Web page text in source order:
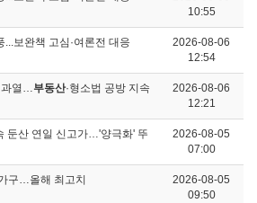
10:55
보완책 고심·여론전 대응
2026-08-06
12:54
과열…부동산·형소법 공방 지속
2026-08-06
12:21
둔산 연일 신고가…'양극화' 뚜
2026-08-05
07:00
구…올해 최고치
2026-08-05
09:50